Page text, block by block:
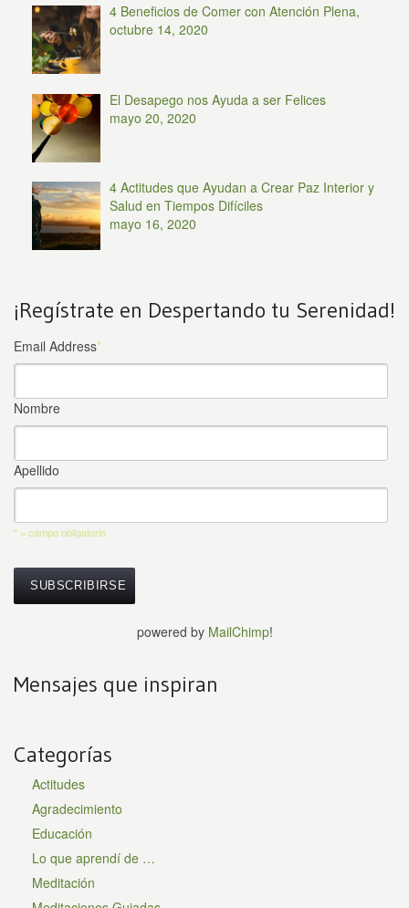
4 Beneficios de Comer con Atención Plena,
octubre 14, 2020
El Desapego nos Ayuda a ser Felices
mayo 20, 2020
4 Actitudes que Ayudan a Crear Paz Interior y
Salud en Tiempos Difíciles
mayo 16, 2020
¡Regístrate en Despertando tu Serenidad!
Email Address*
Nombre
Apellido
* = campo obligatorio
powered by MailChimp!
Mensajes que inspiran
Categorías
Actitudes
Agradecimiento
Educación
Lo que aprendí de …
Meditación